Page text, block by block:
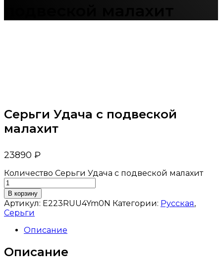
Серьги Удача с подвеской
малахит
23890 ₽
Количество Серьги Удача с подвеской малахит
В корзину
Артикул: E223RUU4Ym0N Категории: Русская,
Серьги
Описание
Описание